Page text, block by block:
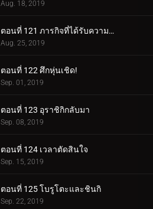
Aug. 18, 2019
ตอนที่ 121 ภารกิจที่ได้รับความไว้วางใจ: ปกป้อง One Tails!
Aug. 25, 2019
ตอนที่ 122 ศึกหุ่นเชิด!
Sep. 01, 2019
ตอนที่ 123 อุราชิกิกลับมา
Sep. 08, 2019
ตอนที่ 124 เวลาตัดสินใจ
Sep. 15, 2019
ตอนที่ 125 โบรูโตะและชินกิ
Sep. 22, 2019